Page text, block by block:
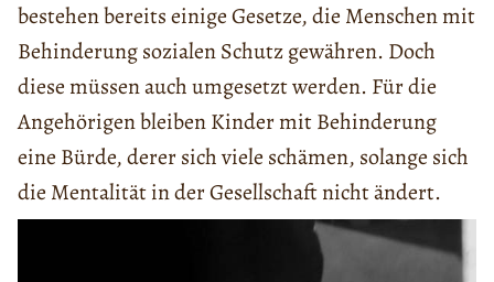
bestehen bereits einige Gesetze, die Menschen mit
Behinderung sozialen Schutz gewähren. Doch
diese müssen auch umgesetzt werden. Für die
Angehörigen bleiben Kinder mit Behinderung
eine Bürde, derer sich viele schämen, solange sich
die Mentalität in der Gesellschaft nicht ändert.